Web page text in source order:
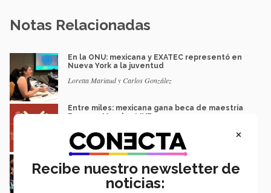
Notas Relacionadas
En la ONU: mexicana y EXATEC representó en
Nueva York a la juventud
Loretta Mariaud y Carlos González
Entre miles: mexicana gana beca de maestría
Erasmus Mundus LIVE
Natalia Croda
Estudiantes de 5 campus Tec impulsan
proyectos en la Sierra Tarahumara
Juan José Flores Nava
×
Recibe nuestro newsletter de
noticias: